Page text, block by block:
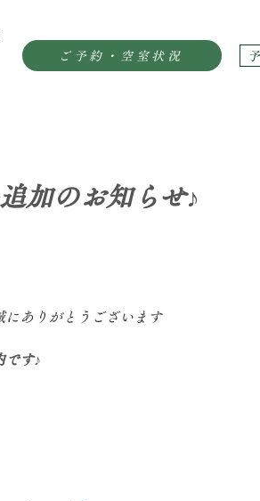
ご予約・空室状況
加のお知らせ♪
にありがとうございます
です♪